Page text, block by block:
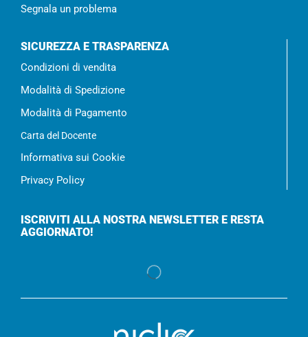
Segnala un problema
SICUREZZA E TRASPARENZA
Condizioni di vendita
Modalità di Spedizione
Modalità di Pagamento
Carta del Docente
Informativa sui Cookie
Privacy Policy
ISCRIVITI ALLA NOSTRA NEWSLETTER E RESTA
AGGIORNATO!